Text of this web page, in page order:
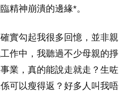
精神崩潰的邊緣*。
實勾起我很多回憶，並非親
作中，我聽過不少母親的掙
業，真的能說走就走？生咗
可以瘦得返？好多人叫我唔